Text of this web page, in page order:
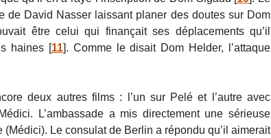
de David Nasser laissant planer des doutes sur Dom
être celui qui finançait ses déplacements qu’il
haines [11]. Comme le disait Dom Helder, l’attaque
deux autres films : l’un sur Pelé et l’autre avec
L’ambassade a mis directement une sérieuse
(Médici). Le consulat de Berlin a répondu qu’il aimerait